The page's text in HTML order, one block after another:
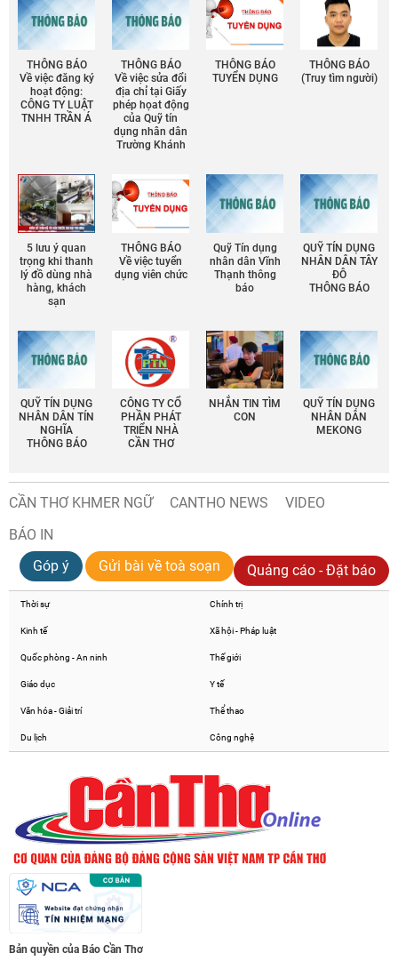
THÔNG BÁO
Về việc đăng ký
hoạt động:
CÔNG TY LUẬT
TNHH TRẦN Á
THÔNG BÁO
Về việc sửa đổi
địa chỉ tại Giấy
phép họat động
của Quỹ tín
dụng nhân dân
Trường Khánh
THÔNG BÁO
TUYỂN DỤNG
THÔNG BÁO
(Truy tìm người)
5 lưu ý quan
trọng khi thanh
lý đồ dùng nhà
hàng, khách
sạn
THÔNG BÁO
Về việc tuyển
dụng viên chức
Quỹ Tín dụng
nhân dân Vĩnh
Thạnh thông
báo
QUỸ TÍN DỤNG
NHÂN DÂN TÂY
ĐÔ
THÔNG BÁO
QUỸ TÍN DỤNG
NHÂN DÂN TÍN
NGHĨA
THÔNG BÁO
CÔNG TY CỔ
PHẦN PHÁT
TRIỂN NHÀ
CẦN THƠ
NHẮN TIN TÌM
CON
QUỸ TÍN DỤNG
NHÂN DÂN
MEKONG
CẦN THƠ KHMER NGỮ CANTHO NEWS
VIDEO
BÁO IN
Góp ý
Gửi bài về toà soạn Quảng cáo - Đặt báo
Thời sự Chính trị
Kinh tế Xã hội - Pháp luật
Quốc phòng - An ninh Thế giới
Giáo dục Y tế
Văn hóa - Giải trí Thể thao
Du lịch Công nghệ
Bản quyền của Báo Cần Thơ